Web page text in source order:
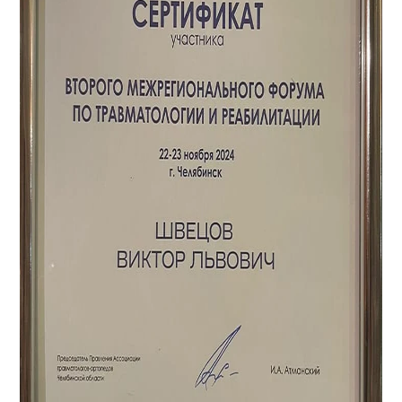
Дмитриевны:было видно что они
профессионалы в своей области и любят детей
и свою работу!- Благодарюя их занятиям моя
Катя научилась интересоваться игрушками -
смотреть на них- и этого не было..и начала
говорить разные слоги- ба - ба, па-па-;до этого
кроме крика речи не было вообще..Это Чудо!
Очень помогли встречи с остеопатом Денисом
без опоры и сделала пару шагов!
Не могу не сказать о прекрасном человекае и
физиотерапевте- Рано Ралифовне: ей
мин почти без движения и не испортить
настроение ей,развлекая и отвлекая- воистину
неформальный подход!
могут быть внесены корректировки в
программе с учетом психо-физиологических
тем или иным нагрузкам и возможности их
выполнять. Не могу не отметить еще двух
занимаемся в последний год, а именно:
Викторию Павловну Малюту и Юлию
отделения детской реабилитации без них и
многие родители, с которыми мы общаемся в
хорошо налаживать с ними контакт, что очень
важно для качественной работы
реабилитологов, и в то же время мягко